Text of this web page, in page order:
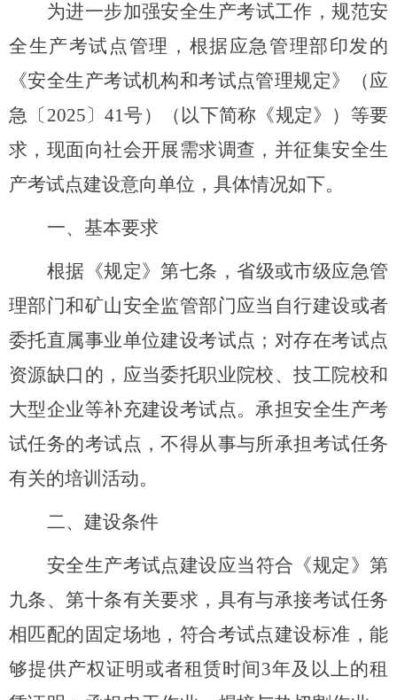
为进一步加强安全生产考试工作，规范安
全生产考试点管理，根据应急管理部印发的
《安全生产考试机构和考试点管理规定》（应
急 〔 2025〕41号）（以下简称《规定》）等要
求，现面向社会开展需求调查，并征集安全生
产考试点建设意向单位，具体情况如下。
一、基本要求
根据《规定》第七条，省级或市级应急管
理部门和矿山安全监管部门应当自行建设或者
委托直属事业单位建设考试点；对存在考试点
资源缺口的，应当委托职业院校、技工院校和
大型企业等补充建设考试点。承担安全生产考
试任务的考试点，不得从事与所承担考试任务
有关的培训活动。
二、建设条件
安全生产考试点建设应当符合《规定》第
九条、第十条有关要求，具有与承接考试任务
相匹配的固定场地，符合考试点建设标准，能
够提供产权证明或者租赁时间3年及以上的租